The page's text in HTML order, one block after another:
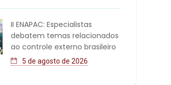
II ENAPAC: Especialistas
debatem temas relacionados
ao controle externo brasileiro
5 de agosto de 2026